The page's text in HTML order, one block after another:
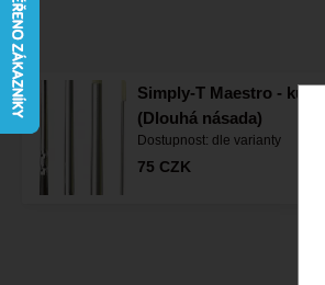
Simply-T Maestro - kulatý
(Dlouhá násada)
Dostupnost: dle varianty
75 CZK